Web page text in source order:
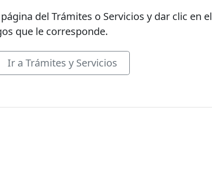
del Trámites o Servicios y dar clic en el
que le corresponde.
Ir a Trámites y Servicios